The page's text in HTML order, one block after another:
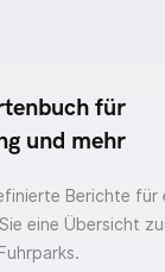
für
und mehr
Berichte für
eine Übersicht